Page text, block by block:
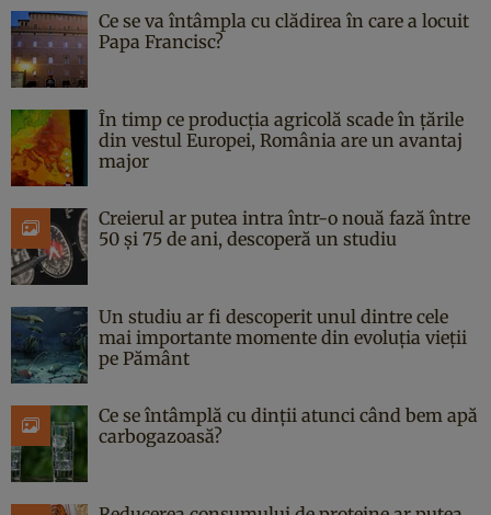
Ce se va întâmpla cu clădirea în care a locuit
Papa Francisc?
În timp ce producția agricolă scade în țările
din vestul Europei, România are un avantaj
major
Creierul ar putea intra într-o nouă fază între
50 și 75 de ani, descoperă un studiu
Un studiu ar fi descoperit unul dintre cele
mai importante momente din evoluția vieții
pe Pământ
Ce se întâmplă cu dinții atunci când bem apă
carbogazoasă?